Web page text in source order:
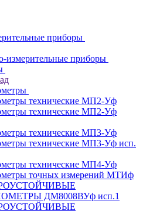
приборы
измерительные приборы
технические МП2-Уф
технические МП2-Уф
технические МП3-Уф
технические МП3-Уф исп.
технические МП4-Уф
точных измерений МТИф
ДМ8008ВУф исп.1